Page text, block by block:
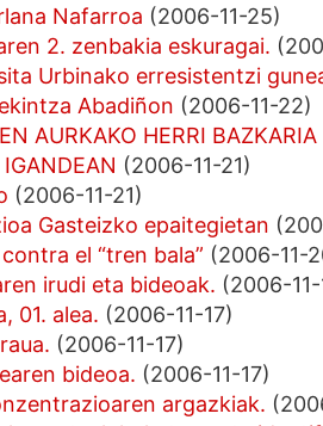
Nafarroa (2006-11-25)
2. zenbakia eskuragai.
Urbinako erresistentzi
Abadiñon (2006-11-22)
AURKAKO HERRI
(2006-11-21)
(2006-11-21)
Gasteizko epaitegietan
el “tren bala” (2006-11-
irudi eta bideoak. (2006-11-
01. alea. (2006-11-17)
(2006-11-17)
bideoa. (2006-11-17)
argazkiak.